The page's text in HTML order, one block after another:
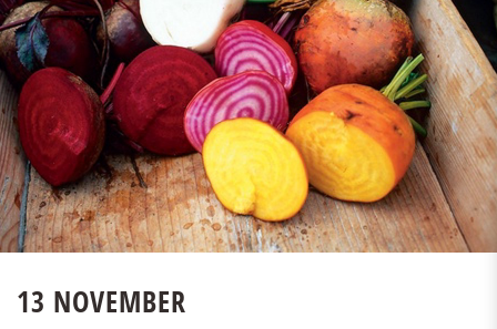
13 NOVEMBER